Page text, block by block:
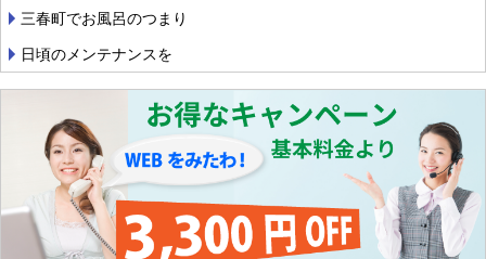
シ
ョ
ン
三春町でお風呂のつまり
日頃のメンテナンスを